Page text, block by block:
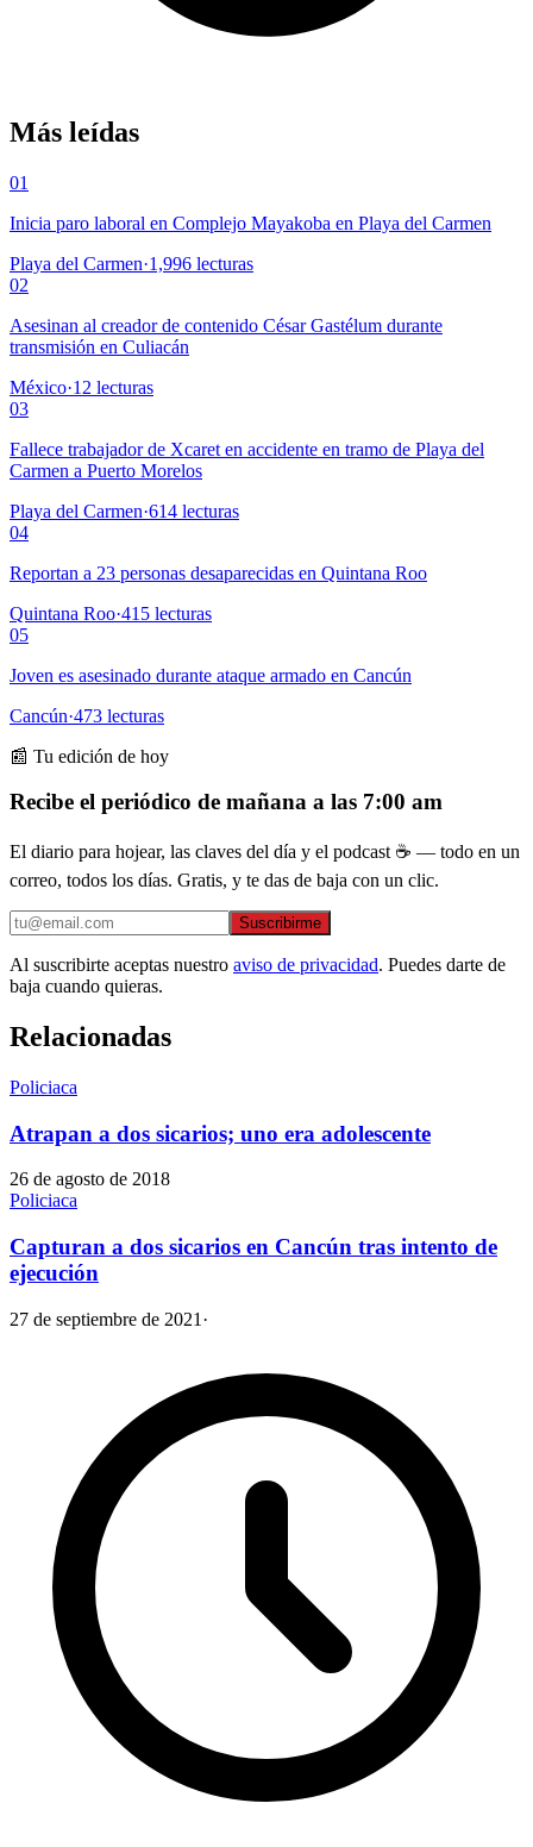
Más leídas
01
Inicia paro laboral en Complejo Mayakoba en Playa del Carmen
Playa del Carmen·1,996 lecturas
02
Asesinan al creador de contenido César Gastélum durante
transmisión en Culiacán
México·12 lecturas
03
Fallece trabajador de Xcaret en accidente en tramo de Playa del
Carmen a Puerto Morelos
Playa del Carmen·614 lecturas
04
Reportan a 23 personas desaparecidas en Quintana Roo
Quintana Roo·415 lecturas
05
Joven es asesinado durante ataque armado en Cancún
Cancún·473 lecturas
📰 Tu edición de hoy
Recibe el periódico de mañana a las 7:00 am
El diario para hojear, las claves del día y el podcast ☕ — todo en un
correo, todos los días. Gratis, y te das de baja con un clic.
Suscribirme
Al suscribirte aceptas nuestro aviso de privacidad. Puedes darte de
baja cuando quieras.
Relacionadas
Policiaca
Atrapan a dos sicarios; uno era adolescente
26 de agosto de 2018
Policiaca
Capturan a dos sicarios en Cancún tras intento de
ejecución
27 de septiembre de 2021 ·